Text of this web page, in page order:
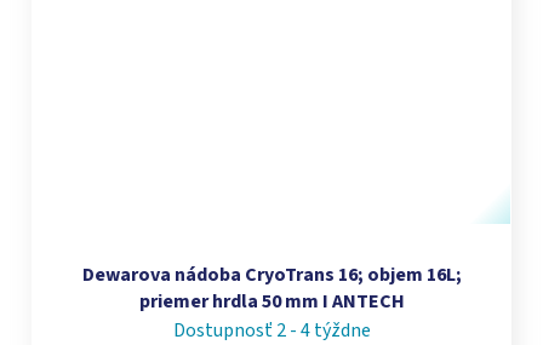
Dewarova nádoba CryoTrans 16; objem 16L;
priemer hrdla 50 mm I ANTECH
Dostupnosť 2 - 4 týždne